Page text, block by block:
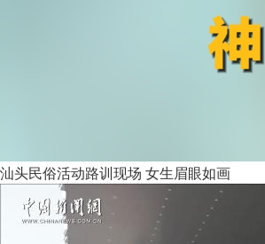
汕头民俗活动路训现场 女生眉眼如画